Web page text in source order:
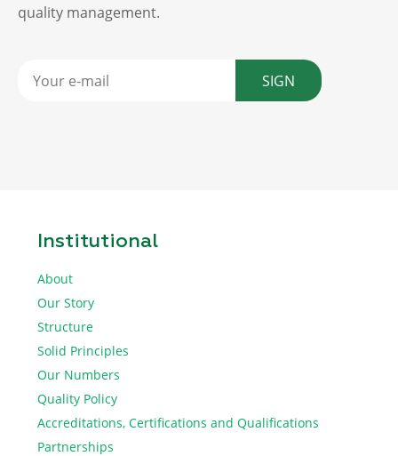
quality management.
SIGN
Institutional
About
Our Story
Structure
Solid Principles
Our Numbers
Quality Policy
Accreditations, Certifications and Qualifications
Partnerships